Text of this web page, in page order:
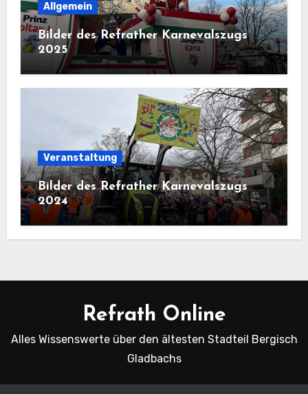
Allgemein
Bilder des Refrather Karnevalszugs
2025
Veranstaltung
Bilder des Refrather Karnevalszugs
2024
Refrath Online
Alles Wissenswerte über den ältesten Stadteil Bergisch
Gladbachs